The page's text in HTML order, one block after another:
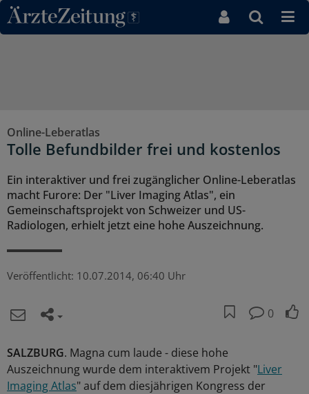
Direkt zum Inhaltsbereich
Online-Leberatlas
Tolle Befundbilder frei und kostenlos
Ein interaktiver und frei zugänglicher Online-Leberatlas
macht Furore: Der "Liver Imaging Atlas", ein
Gemeinschaftsprojekt von Schweizer und US-
Radiologen, erhielt jetzt eine hohe Auszeichnung.
Veröffentlicht: 10.07.2014, 06:40 Uhr
0
SALZBURG. Magna cum laude - diese hohe
Auszeichnung wurde dem interaktivem Projekt "Liver
Imaging Atlas" auf dem diesjährigen Kongress der